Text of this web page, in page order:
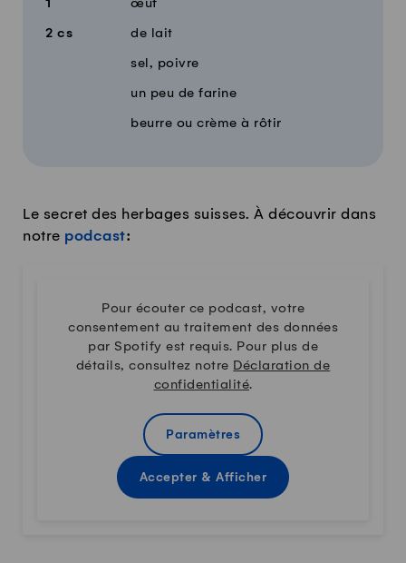
1 œuf
2 cs de lait
sel, poivre
un peu de farine
beurre ou crème à rôtir
Le secret des herbages suisses. À découvrir dans
notre podcast:
Pour écouter ce podcast, votre
consentement au traitement des données
par Spotify est requis. Pour plus de
détails, consultez notre Déclaration de
confidentialité.
Paramètres
Accepter & Afficher